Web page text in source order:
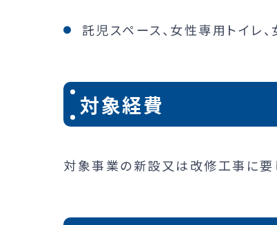
託児スペース、女性専用トイレ
対象経費
対象事業の新設又は改修工事に要